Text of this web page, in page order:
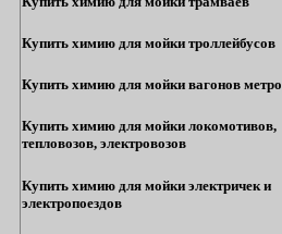
Купить химию для мойки троллейбусов
Купить химию для мойки вагонов метро
Купить химию для мойки локомотивов,
тепловозов, электровозов
Купить химию для мойки электричек и
электропоездов